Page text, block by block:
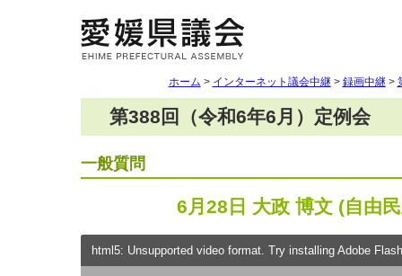
ホーム > インターネット議会中継> 録画中継>
第388回（令和6年6月）定例会
一般質問
6月28日 大政 博文 (自由
html5: Unsupported video format. Try installing Adobe